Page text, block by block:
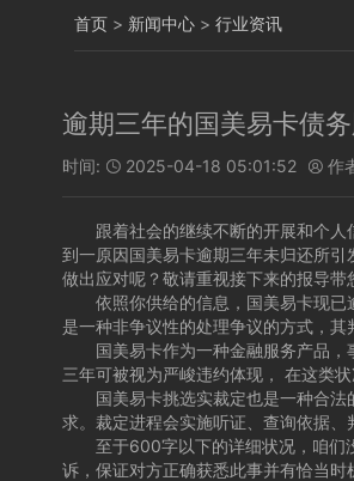
首页 > 新闻中心 > 行业资讯
逾期三年的国美易卡债
时间:  2025-04-18 05:01:52  作
跟着社会的继续不断的开展和个人信
到一原因国美易卡逾期三年未归还所
做出应对呢？敬请重视接下来的报导带
依照你供给的信息，国美易卡现已逾
是一种非争议性的处理争议的方式，其
国美易卡作为一种金融服务产品，
三年可被视为严峻违约体现， 在这类
国美易卡挑选实裁定也是一种合法
求。裁定进程会实施听证、查询依据、
至于600字以下的详细状况，咱们没
诉，保证对方正确获悉此事并有恰当时